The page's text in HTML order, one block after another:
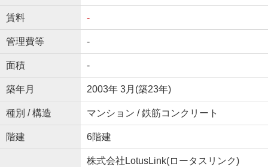
賃料 -
管理費等 -
面積 -
築年月 2003年 3月(築23年)
種別 / 構造 マンション / 鉄筋コンクリート
階建 6階建
株式会社LotusLink(ロータスリンク)